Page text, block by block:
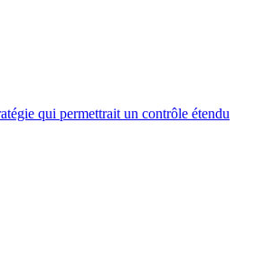
qui permettrait un contrôle étendu